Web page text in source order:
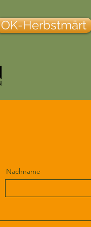
OK-Herbstmärt
Nachname